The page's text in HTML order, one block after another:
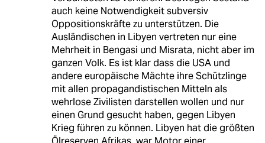
auch keine Notwendigkeit subversiv
Oppositionskräfte zu unterstützen. Die
Ausländischen in Libyen vertreten nur eine
Mehrheit in Bengasi und Misrata, nicht aber im
ganzen Volk. Es ist klar dass die USA und
andere europäische Mächte ihre Schützlinge
mit allen propagandistischen Mitteln als
wehrlose Zivilisten darstellen wollen und nur
einen Grund gesucht haben, gegen Libyen
Krieg führen zu können. Libyen hat die größten